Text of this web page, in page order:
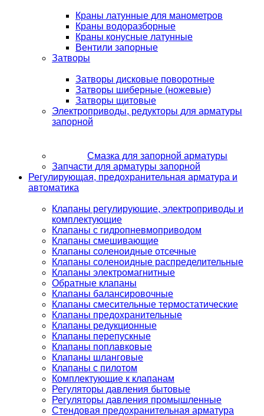
Краны латунные для манометров
Краны водоразборные
Краны конусные латунные
Вентили запорные
Затворы
Затворы дисковые поворотные
Затворы шиберные (ножевые)
Затворы щитовые
Электроприводы, редукторы для арматуры
запорной
Смазка для запорной арматуры
Запчасти для арматуры запорной
Регулирующая, предохранительная арматура и
автоматика
Клапаны регулирующие, электроприводы и
комплектующие
Клапаны с гидропневмоприводом
Клапаны смешивающие
Клапаны соленоидные отсечные
Клапаны соленоидные распределительные
Клапаны электромагнитные
Обратные клапаны
Клапаны балансировочные
Клапаны смесительные термостатические
Клапаны предохранительные
Клапаны редукционные
Клапаны перепускные
Клапаны поплавковые
Клапаны шланговые
Клапаны с пилотом
Комплектующие к клапанам
Регуляторы давления бытовые
Регуляторы давления промышленные
Стендовая предохранительная арматура